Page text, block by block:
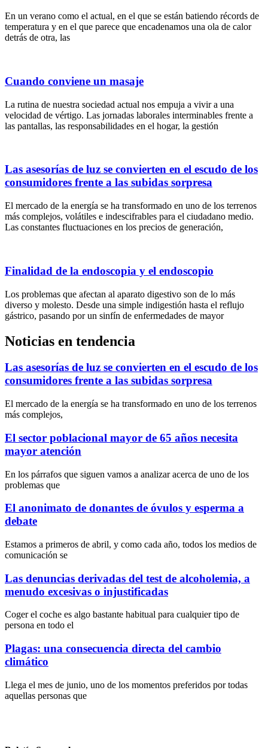
En un verano como el actual, en el que se están batiendo récords de
temperatura y en el que parece que encadenamos una ola de calor
detrás de otra, las
Cuando conviene un masaje
La rutina de nuestra sociedad actual nos empuja a vivir a una
velocidad de vértigo. Las jornadas laborales interminables frente a
las pantallas, las responsabilidades en el hogar, la gestión
Las asesorías de luz se convierten en el escudo de los
consumidores frente a las subidas sorpresa
El mercado de la energía se ha transformado en uno de los terrenos
más complejos, volátiles e indescifrables para el ciudadano medio.
Las constantes fluctuaciones en los precios de generación,
Finalidad de la endoscopia y el endoscopio
Los problemas que afectan al aparato digestivo son de lo más
diverso y molesto. Desde una simple indigestión hasta el reflujo
gástrico, pasando por un sinfín de enfermedades de mayor
Noticias en tendencia
Las asesorías de luz se convierten en el escudo de los
consumidores frente a las subidas sorpresa
El mercado de la energía se ha transformado en uno de los terrenos
más complejos,
El sector poblacional mayor de 65 años necesita
mayor atención
En los párrafos que siguen vamos a analizar acerca de uno de los
problemas que
El anonimato de donantes de óvulos y esperma a
debate
Estamos a primeros de abril, y como cada año, todos los medios de
comunicación se
Las denuncias derivadas del test de alcoholemia, a
menudo excesivas o injustificadas
Coger el coche es algo bastante habitual para cualquier tipo de
persona en todo el
Plagas: una consecuencia directa del cambio
climático
Llega el mes de junio, uno de los momentos preferidos por todas
aquellas personas que